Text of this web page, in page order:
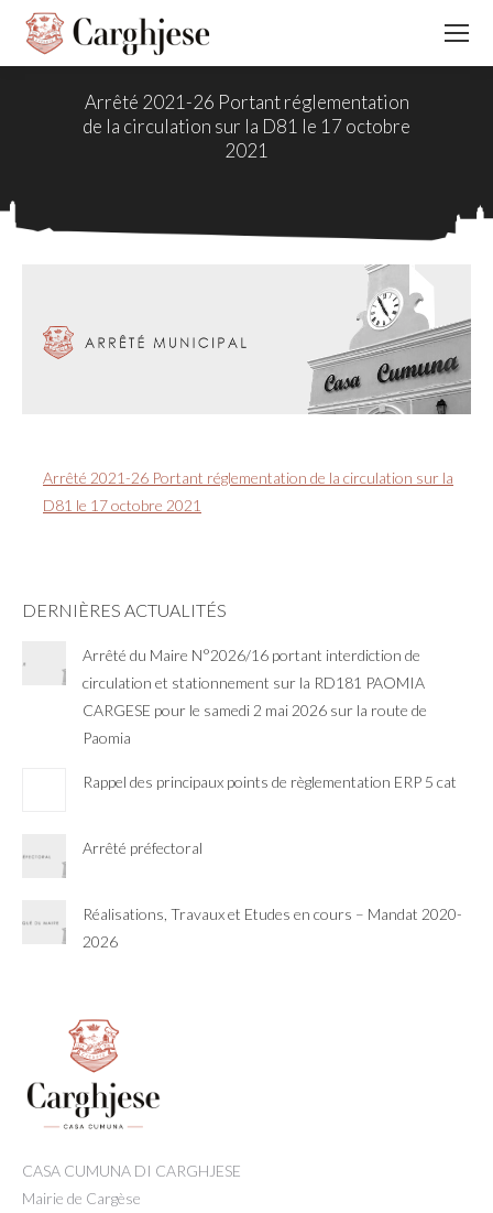
Arrêté 2021-26 Portant réglementation
de la circulation sur la D81 le 17 octobre
2021
Arrêté 2021-26 Portant réglementation de la circulation sur la
D81 le 17 octobre 2021
DERNIÈRES ACTUALITÉS
Arrêté du Maire N°2026/16 portant interdiction de
circulation et stationnement sur la RD181 PAOMIA
CARGESE pour le samedi 2 mai 2026 sur la route de
Paomia
Rappel des principaux points de règlementation ERP 5 cat
Arrêté préfectoral
Réalisations, Travaux et Etudes en cours – Mandat 2020-
2026
CASA CUMUNA DI CARGHJESE
Mairie de Cargèse